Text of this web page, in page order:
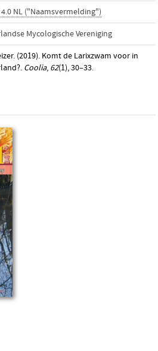
4.0 NL ("Naamsvermelding")
Mycologische Vereniging
(2019). Komt de Larixzwam voor in
Coolia, 62(1), 30–33.